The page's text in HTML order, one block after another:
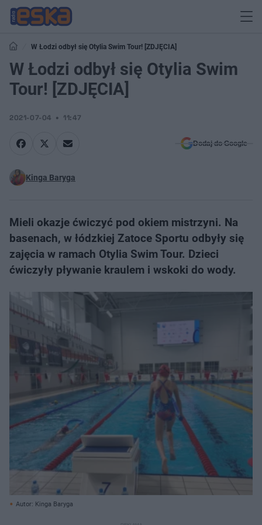
W Łodzi odbył się Otylia Swim Tour! [ZDJĘCIA]
W Łodzi odbył się Otylia Swim
Tour! [ZDJĘCIA]
2021-07-04 11:47
Dodaj do Google
Kinga Baryga
Mieli okazje ćwiczyć pod okiem mistrzyni. Na
basenach, w łódzkiej Zatoce Sportu odbyły się
zajęcia w ramach Otylia Swim Tour. Dzieci
ćwiczyły pływanie kraulem i wskoki do wody.
Autor: Kinga Baryga